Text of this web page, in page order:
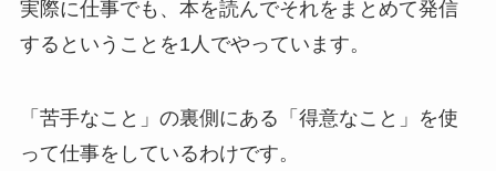
実際に仕事でも、本を読んでそれをまとめて発信
するということを1人でやっています。
「苦手なこと」の裏側にある「得意なこと」を使
って仕事をしているわけです。